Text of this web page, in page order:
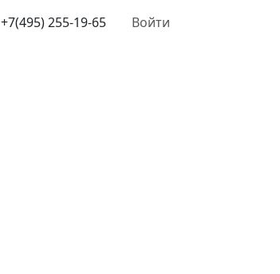
+7(495) 255-19-65 Войти